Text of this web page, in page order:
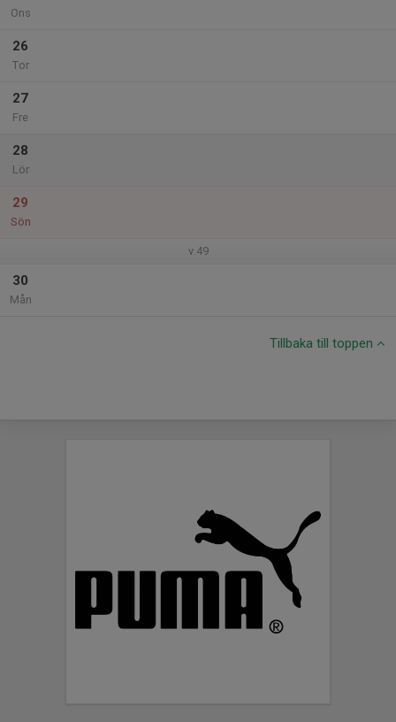
Ons
26
Tor
27
Fre
28
Lör
29
Sön
v.49
30
Mån
Tillbaka till toppen